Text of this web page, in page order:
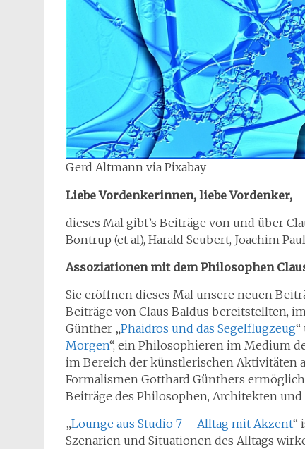
Gerd Altmann via Pixabay
Liebe Vordenkerinnen, liebe Vordenker,
dieses Mal gibt’s Beiträge von und über
Bontrup (et al), Harald Seubert, Joachim
Assoziationen mit dem Philosophen
Sie eröffnen dieses Mal unsere neuen
Beiträge von Claus Baldus bereitstellten,
Günther „Phaidros und das Segelflugzeug“
Morgen“, ein Philosophieren im Medium
im Bereich der künstlerischen Aktivitäten
Formalismen Gotthard Günthers
Beiträge des Philosophen, Architekten
„Lounge aus Studio 7 – Alltag mit Akzent“
Szenarien und Situationen des Alltags